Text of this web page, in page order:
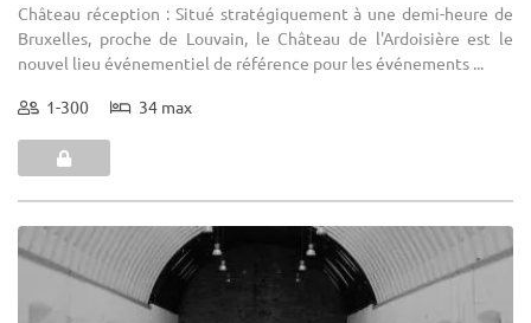
Château réception : Situé stratégiquement à une demi-heure de
Bruxelles, proche de Louvain, le Château de l'Ardoisière est le
nouvel lieu événementiel de référence pour les événements ...
1-300 34 max